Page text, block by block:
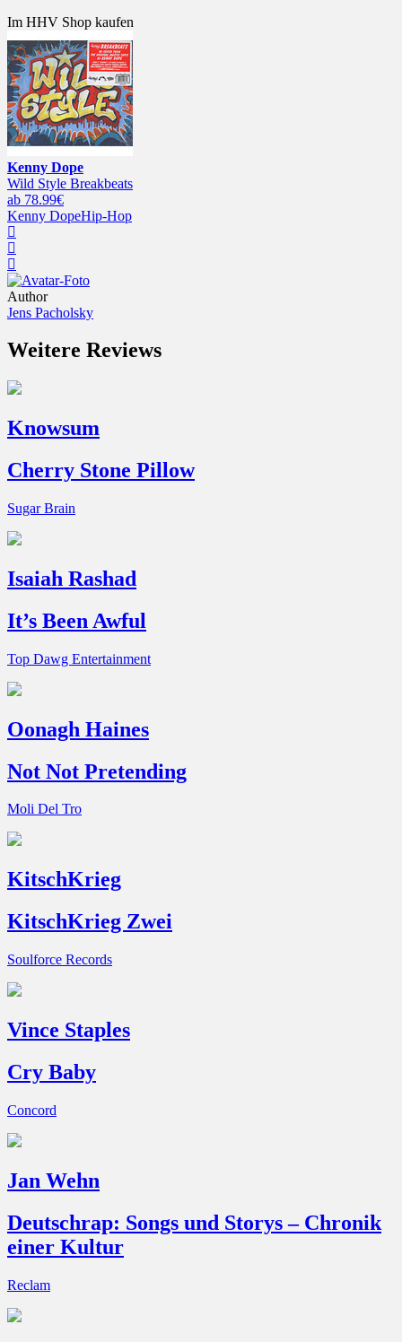
Im HHV Shop kaufen
Kenny Dope
Wild Style Breakbeats
ab 78.99€
Kenny DopeHip-Hop
Author
Jens Pacholsky
Weitere Reviews
Knowsum
Cherry Stone Pillow
Sugar Brain
Isaiah Rashad
It’s Been Awful
Top Dawg Entertainment
Oonagh Haines
Not Not Pretending
Moli Del Tro
KitschKrieg
KitschKrieg Zwei
Soulforce Records
Vince Staples
Cry Baby
Concord
Jan Wehn
Deutschrap: Songs und Storys – Chronik
einer Kultur
Reclam